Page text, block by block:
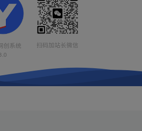
创系统
扫码加站长微信